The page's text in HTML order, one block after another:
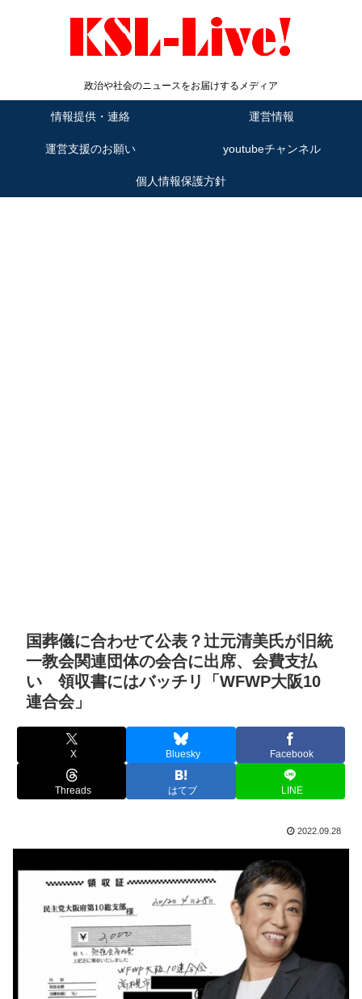
政治や社会のニュースをお届けするメディア
情報提供・連絡 運営情報
運営支援のお願い youtubeチャンネル
個人情報保護方針
国葬儀に合わせて公表？辻元清美氏が旧統
一教会関連団体の会合に出席、会費支払
い 領収書にはバッチリ「WFWP大阪10
連合会」
X Bluesky Facebook
Threads はてブ LINE
2022.09.28